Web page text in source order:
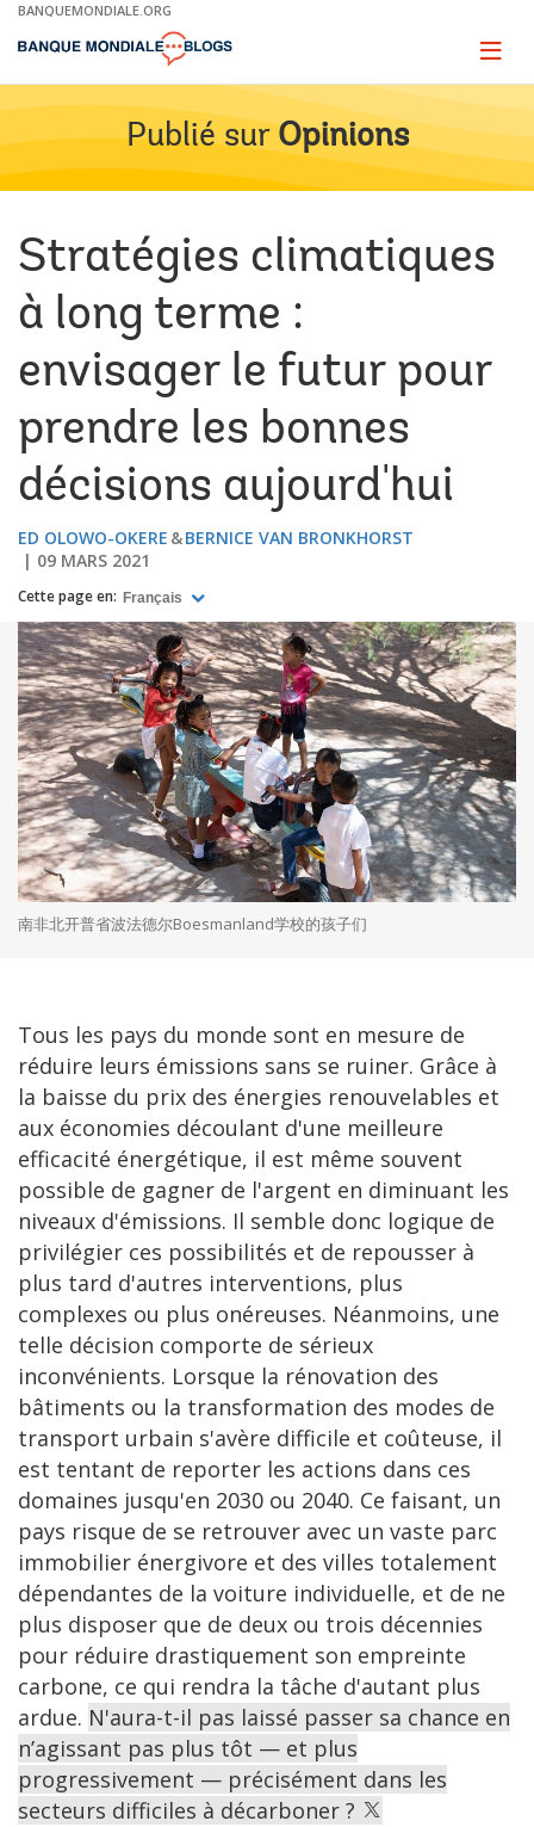
Skip
Main
BANQUEMONDIALE.ORG
Page
Publié sur Opinions
Stratégies climatiques
à long terme :
envisager le futur pour
prendre les bonnes
décisions aujourd'hui
ED OLOWO-OKERE
BERNICE VAN BRONKHORST
09 MARS 2021
Cette page en: Français
南非北开普省波法德尔Boesmanland学校的孩子们
Tous les pays du monde sont en mesure de
réduire leurs émissions sans se ruiner. Grâce à
la baisse du prix des énergies renouvelables et
aux économies découlant d'une meilleure
efficacité énergétique, il est même souvent
possible de gagner de l'argent en diminuant les
niveaux d'émissions. Il semble donc logique de
privilégier ces possibilités et de repousser à
plus tard d'autres interventions, plus
complexes ou plus onéreuses. Néanmoins, une
telle décision comporte de sérieux
inconvénients. Lorsque la rénovation des
bâtiments ou la transformation des modes de
transport urbain s'avère difficile et coûteuse, il
est tentant de reporter les actions dans ces
domaines jusqu'en 2030 ou 2040. Ce faisant, un
pays risque de se retrouver avec un vaste parc
immobilier énergivore et des villes totalement
dépendantes de la voiture individuelle, et de ne
plus disposer que de deux ou trois décennies
pour réduire drastiquement son empreinte
carbone, ce qui rendra la tâche d'autant plus
ardue. N'aura-t-il pas laissé passer sa chance en
n’agissant pas plus tôt — et plus
progressivement — précisément dans les
secteurs difficiles à décarboner ?